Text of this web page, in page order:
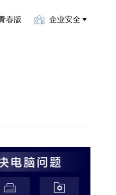
春版 企业安全